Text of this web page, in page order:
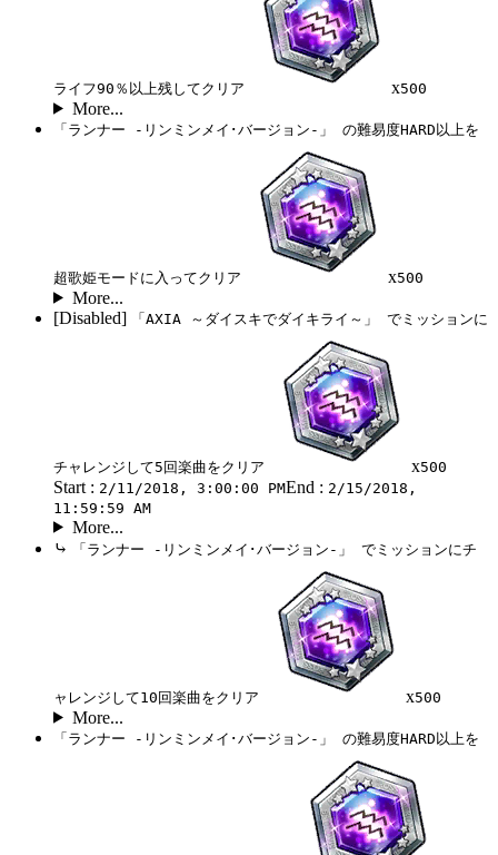
ライフ90％以上残してクリア x500
More...
「ランナー -リンミンメイ･バージョン-」 の難易度HARD以上を
超歌姫モードに入ってクリア x500
More...
[Disabled]
「AXIA ～ダイスキでダイキライ～」 でミッションに
チャレンジして5回楽曲をクリア x500
Start : 2/11/2018, 3:00:00 PMEnd : 2/15/2018,
11:59:59 AM
More...
⤷
「ランナー -リンミンメイ･バージョン-」 でミッションにチ
ャレンジして10回楽曲をクリア x500
More...
「ランナー -リンミンメイ･バージョン-」 の難易度HARD以上を